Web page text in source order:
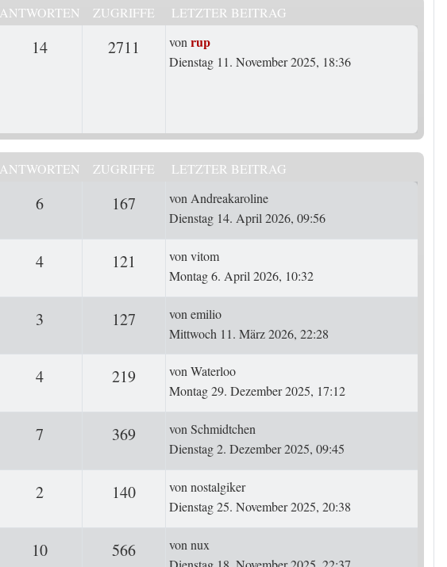
ANTWORTEN ZUGRIFFE LETZTER BEITRAG
14Antworten2711 ZugriffeLetzter Beitrag
vonrup
Dienstag 11. November 2025, 18:36
ANTWORTEN ZUGRIFFE LETZTER BEITRAG
6Antworten 167 ZugriffeLetzter Beitrag
von Andreakaroline
Dienstag 14. April 2026, 09:56
4Antworten 121 ZugriffeLetzter Beitrag
vonvitom
Montag 6. April 2026, 10:32
3 127 ZugriffeLetzter Beitrag
vonemilio
Mittwoch 11. März 2026, 22:28
4Antworten 219ZugriffeLetzter Beitrag
vonWaterloo
Montag 29. Dezember 2025, 17:12
7 369 ZugriffeLetzter Beitrag
vonSchmidtchen
Dienstag 2. Dezember 2025, 09:45
2Antworten 140ZugriffeLetzter Beitrag
vonnostalgiker
Dienstag 25. November 2025, 20:38
10Antworten566ZugriffeLetzter Beitrag
vonnux